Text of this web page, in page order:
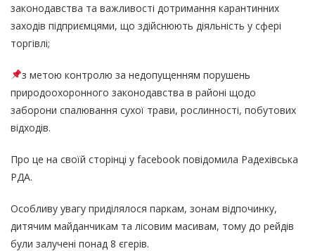
законодавства та важливості дотримання карантинних
заходів підприємцями, що здійснюють діяльність у сфері
торгівлі;
з метою контролю за недопущенням порушень
природоохоронного законодавства в районі щодо
заборони спалювання сухої трави, рослинності, побутових
відходів.
Про це на своїй сторінці у facebook повідомила Радехівська
РДА.
Особливу увагу приділялося паркам, зонам відпочинку,
дитячим майданчикам та лісовим масивам, тому до рейдів
були залучені понад 8 єгерів.